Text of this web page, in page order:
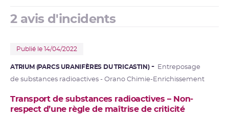
2 avis d'incidents
Publié le 14/04/2022
ATRIUM (PARCS URANIFÈRES DU TRICASTIN)
Entreposage
de substances radioactives - Orano Chimie-Enrichissement
Transport de substances radioactives – Non-
respect d’une règle de maîtrise de criticité